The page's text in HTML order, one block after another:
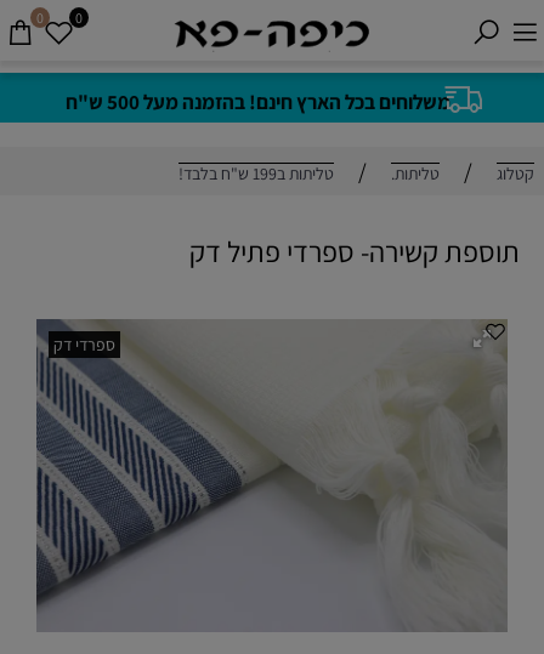
משלוחים בכל הארץ חינם! בהזמנה מעל 500 ש"ח
0 0
קטלוג / טליתות. / טליתות ב199 ש"ח בלבד!
תוספת קשירה- ספרדי פתיל דק
ספרדי דק